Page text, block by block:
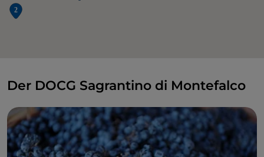
Der DOCG Sagrantino di Montefalco